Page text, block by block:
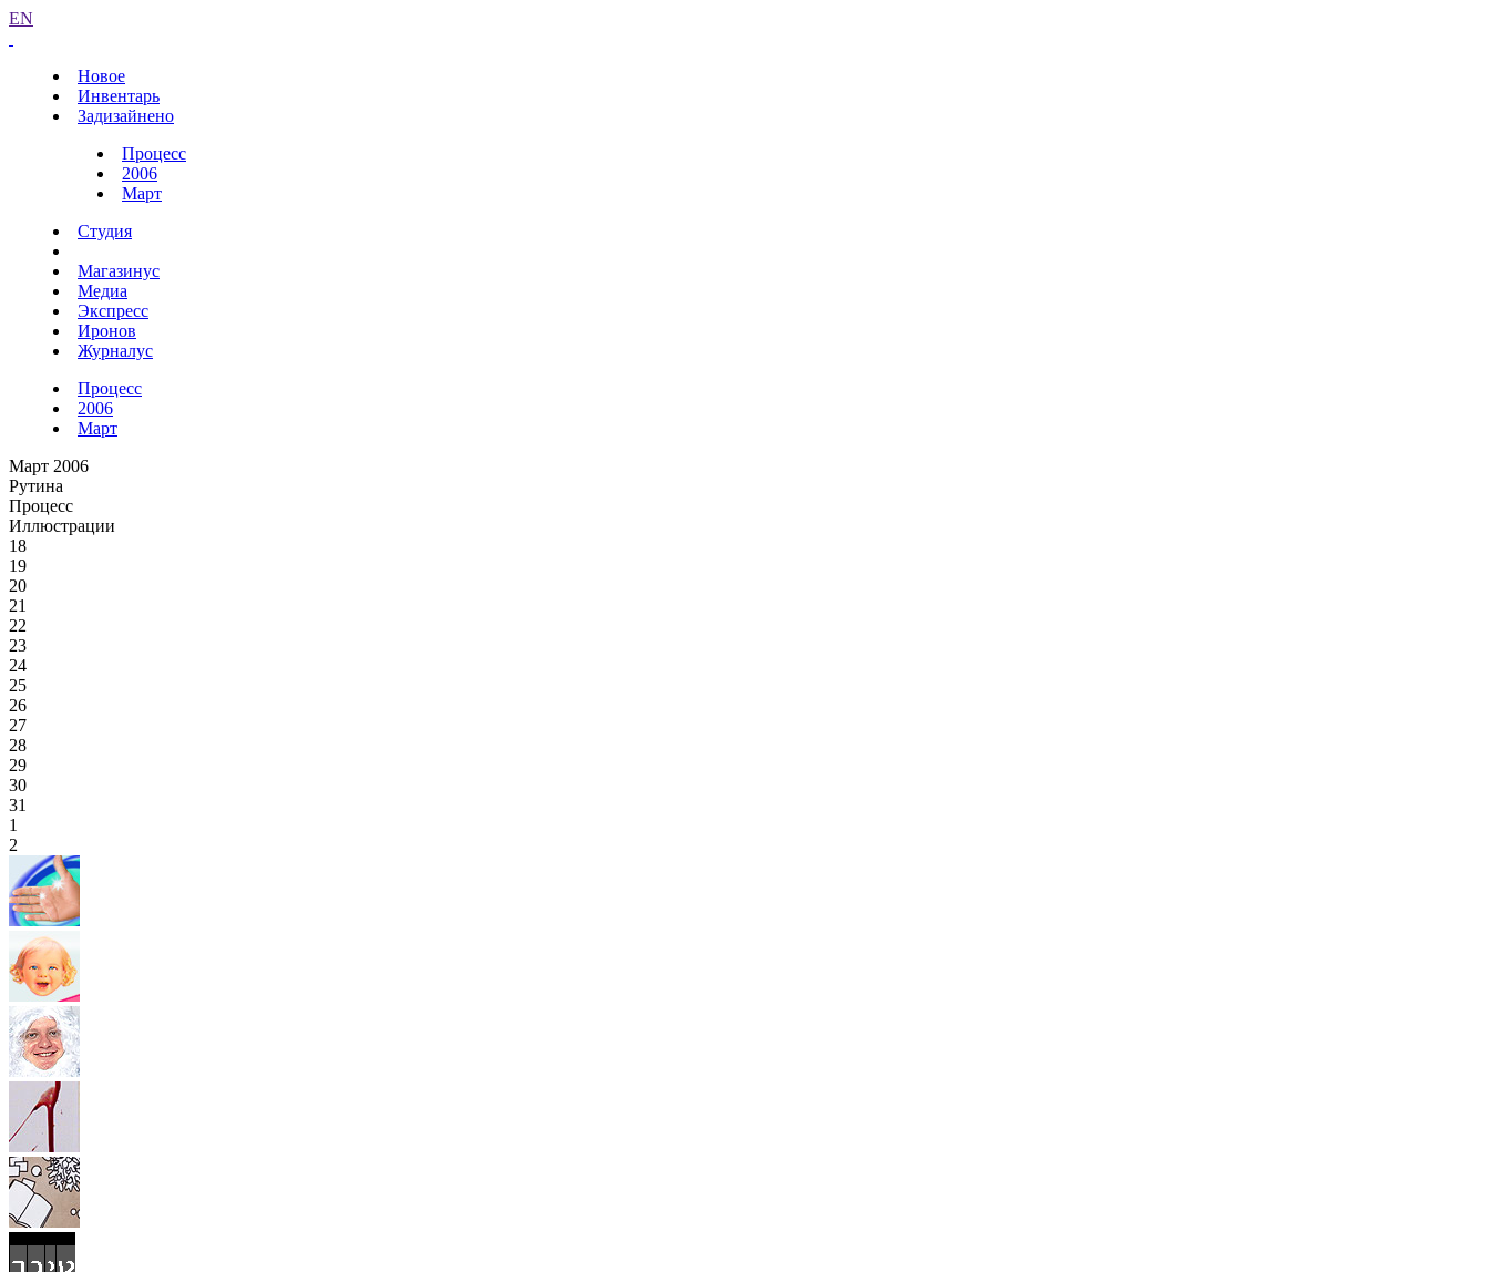
EN
Новое
Инвентарь
Задизайнено
Процесс
2006
Март
Студия
Магазинус
Медиа
Экспресс
Иронов
Журналус
Процесс
2006
Март
Март 2006
Рутина
Процесс
Иллюстрации
18
19
20
21
22
23
24
25
26
27
28
29
30
31
1
2